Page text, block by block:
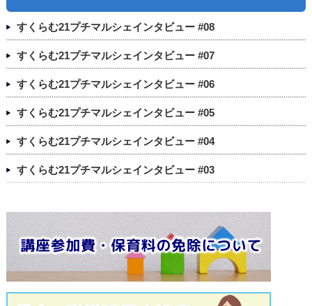
すくらむ21プチマルシェインタビュー #08
すくらむ21プチマルシェインタビュー #07
すくらむ21プチマルシェインタビュー #06
すくらむ21プチマルシェインタビュー #05
すくらむ21プチマルシェインタビュー #04
すくらむ21プチマルシェインタビュー #03